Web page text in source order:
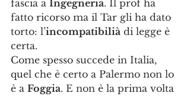
fascia a Ingegneria. Il prof ha
fatto ricorso ma il Tar gli ha dato
torto: l’incompatibilià di legge è
certa.
Come spesso succede in Italia,
quel che è certo a Palermo non lo
è a Foggia. E non è la prima volta